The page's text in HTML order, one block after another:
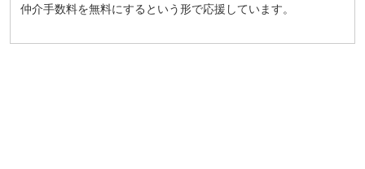
仲介手数料を無料にするという形で応援しています。